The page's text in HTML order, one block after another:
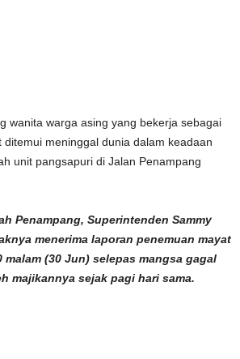
wanita warga asing yang bekerja sebagai
meninggal dunia dalam keadaan
unit pangsapuri di Jalan Penampang
Penampang, Superintenden Sammy
menerima laporan penemuan mayat
malam (30 Jun) selepas mangsa gagal
majikannya sejak pagi hari sama.